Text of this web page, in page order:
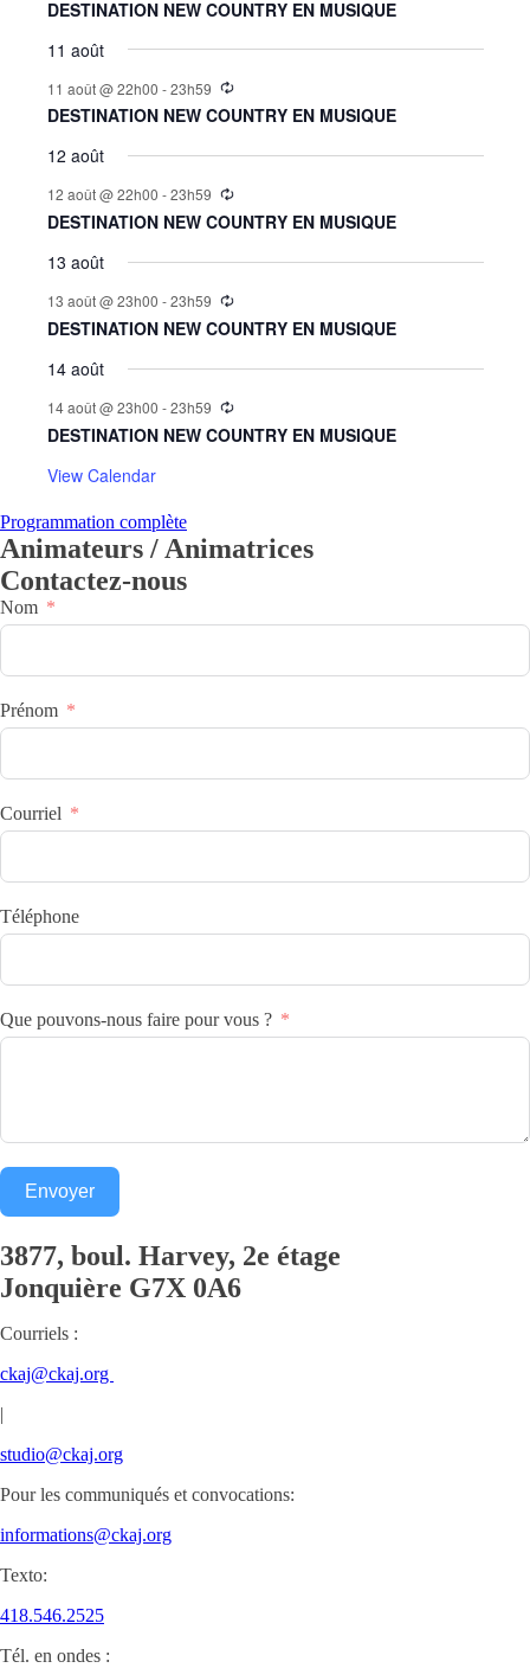
DESTINATION NEW COUNTRY EN MUSIQUE
11 août
11 août @ 22h00 -23h59
DESTINATION NEW COUNTRY EN MUSIQUE
12 août
12 août @ 22h00 -23h59
DESTINATION NEW COUNTRY EN MUSIQUE
13 août
13 août @ 23h00 -23h59
DESTINATION NEW COUNTRY EN MUSIQUE
14 août
14 août @ 23h00 -23h59
DESTINATION NEW COUNTRY EN MUSIQUE
View Calendar
Programmation complète
Animateurs / Animatrices
Contactez-nous
Nom
Prénom
Courriel
Téléphone
Que pouvons-nous faire pour vous ?
Envoyer
3877, boul. Harvey, 2e étage
Jonquière G7X 0A6
Courriels :
ckaj@ckaj.org
|
studio@ckaj.org
Pour les communiqués et convocations:
informations@ckaj.org
Texto:
418.546.2525
Tél. en ondes :